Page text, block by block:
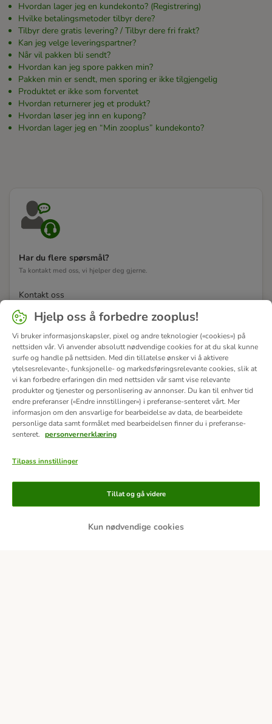
Hvordan lager jeg en kundekonto? (Registrering)
Hvilke betalingsmetoder tilbyr dere?
Tilbyr dere gratis levering? / Tilbyr dere fri frakt?
Kan jeg velge leveringspartner?
Når vil pakken bli sendt?
Hvordan kan jeg spore pakken min?
Pakken min er sendt, men sporing er ikke tilgjengelig
Produktet er ikke som forventet
Hvordan returnerer jeg et produkt?
Hvordan løser jeg inn en kupong?
Hvordan lager jeg en “Min zooplus” kundekonto?
Har du flere spørsmål?
Ta kontakt med oss, vi hjelper deg gjerne.
Kontakt oss
Hjelp oss å forbedre zooplus!
Vi bruker informasjonskapsler, pixel og andre teknologier («cookies») på
nettsiden vår. Vi anvender absolutt nødvendige cookies for at du skal kunne
surfe og handle på nettsiden. Med din tillatelse ønsker vi å aktivere
ytelsesrelevante-, funksjonelle- og markedsføringsrelevante cookies, slik at
vi kan forbedre erfaringen din med nettsiden vår samt vise relevante
produkter og tjenester og personlisering av annonser. Du kan til enhver tid
endre preferanser («Endre innstillinger») i preferanse-senteret vårt. Mer
informasjon om den ansvarlige for bearbeidelse av data, de bearbeidete
personlige data samt formålet med bearbeidelsen finner du i preferanse-
senteret. personvernerklæring
Tilpass innstillinger
Kun nødvendige cookies
Tillat og gå videre